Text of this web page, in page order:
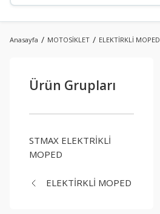
Anasayfa MOTOSİKLET ELEKTİRKLİ MOPED
Ürün Grupları
STMAX ELEKTRİKLİ
MOPED
ELEKTİRKLİ MOPED